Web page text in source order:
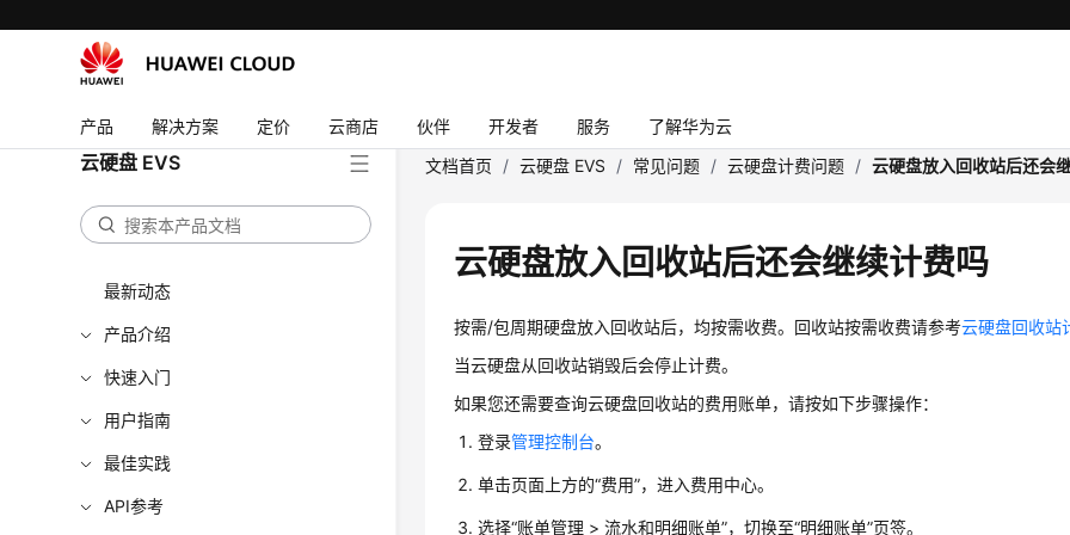
产品 解决方案 定价 云商店 伙伴 开发者 服务 了解华为云
云硬盘 EVS
最新动态
产品介绍
快速入门
用户指南
最佳实践
API参考
文档首页 / 云硬盘 EVS / 常见问题 / 云硬盘计费问题 / 云硬盘放入回收站后还会
云硬盘放入回收站后还会继续计费吗
按需/包周期硬盘放入回收站后，均按需收费。回收站按需收费请参考云硬盘回收站
当云硬盘从回收站销毁后会停止计费。
如果您还需要查询云硬盘回收站的费用账单，请按如下步骤操作：
登录管理控制台。
单击页面上方的“费用”，进入费用中心。
选择“账单管理 > 流水和明细账单”，切换至“明细账单”页签。